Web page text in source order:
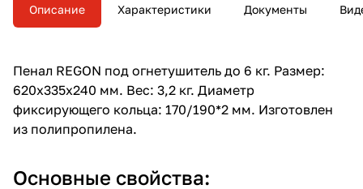
Описание Характеристики Документы
Пенал REGON под огнетушитель до 6 кг. Размер:
620х335х240 мм. Вес: 3,2 кг. Диаметр
фиксирующего кольца: 170/190*2 мм. Изготовлен
из полипропилена.
Основные свойства: